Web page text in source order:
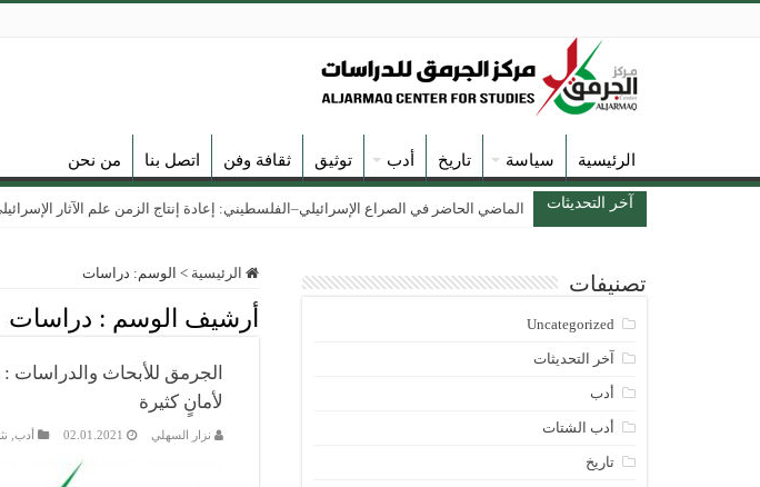
الرئيسية سياسة تاريخ أدب توثيق ثقافة وفن اتصل بنا من نحن
آخر التحديثات الماضي الحاضر في الصراع الإسرائيلي–الفلسطيني: إعادة إنتاج الزمن علم الآثار
الرئيسية > الوسم: دراسات
أرشيف الوسم : دراسات
الجرمق للأبحاث والدراسات
لأمانٍ كثيرة
نزار السهلي 02.01.2021 أدب
تصنيفات
Uncategorized
آخر التحديثات
أدب
أدب الشتات
تاريخ